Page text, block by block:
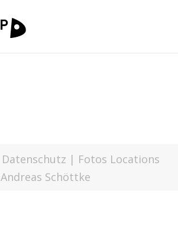
Datenschutz | Fotos Locations
Andreas Schöttke